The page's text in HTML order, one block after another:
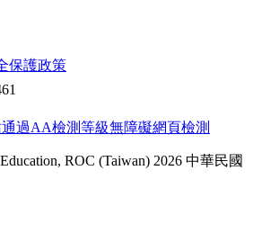
保護政策
ROC (Taiwan) 2026 中華民國